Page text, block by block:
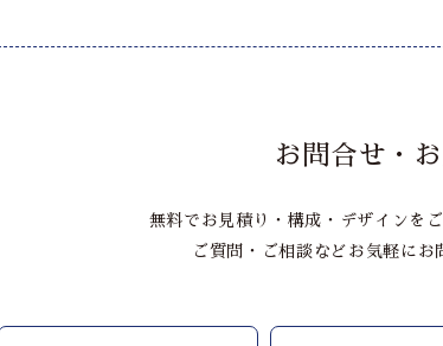
お問合せ・
無料でお見積り・構成・デザインを
ご質問・ご相談などお気軽にお